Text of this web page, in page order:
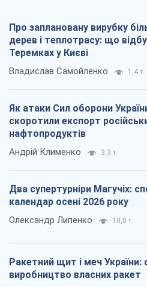
Про заплановану вирубку
дерев і теплотрасу: що
Теремках у Києві
Владислав Самойленко 1,4 т.
Як атаки Сил оборони
скоротили експорт
нафтопродуктів
Андрій Клименко 3,3 т.
Два супертурніри Магучіх:
календар осені 2026 року
Олександр Липенко 10,0 т.
Ракетний щит і меч України:
виробництво власних ракет